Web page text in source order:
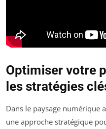
Optimiser votre
les stratégies
Dans le paysage numérique
une approche stratégique